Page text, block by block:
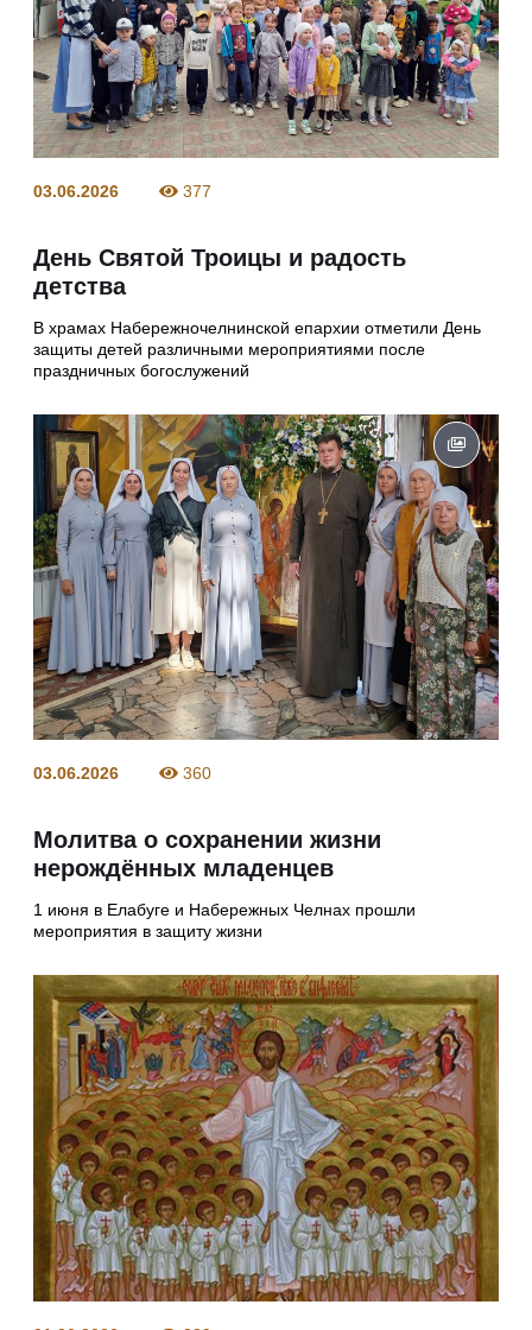
03.06.2026 377
День Святой Троицы и радость
детства
В храмах Набережночелнинской епархии отметили День
защиты детей различными мероприятиями после
праздничных богослужений
03.06.2026 360
Молитва о сохранении жизни
нерождённых младенцев
1 июня в Елабуге и Набережных Челнах прошли
мероприятия в защиту жизни